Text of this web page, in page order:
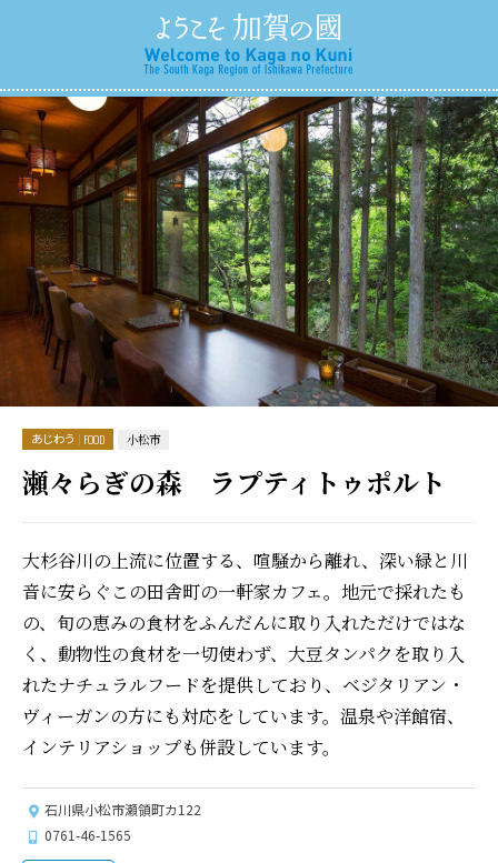
あじわう FOOD 小松市
瀬々らぎの森 ラプティトゥポルト
大杉谷川の上流に位置する、喧騒から離れ、深い緑と川
音に安らぐこの田舎町の一軒家カフェ。地元で採れたも
の、旬の恵みの食材をふんだんに取り入れただけではな
く、動物性の食材を一切使わず、大豆タンパクを取り入
れたナチュラルフードを提供しており、ベジタリアン・
ヴィーガンの方にも対応をしています。温泉や洋館宿、
インテリアショップも併設しています。
石川県小松市瀬領町カ122
0761-46-1565